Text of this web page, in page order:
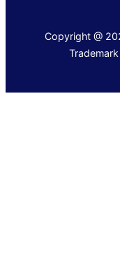
Copyright @